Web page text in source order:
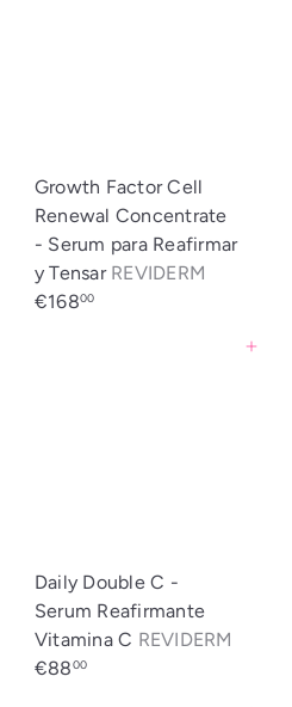
Growth Factor Cell
Renewal Concentrate
- Serum para Reafirmar
y Tensar REVIDERM
€16800
Agregar al carrito
Daily Double C -
Serum Reafirmante
Vitamina C REVIDERM
€8800